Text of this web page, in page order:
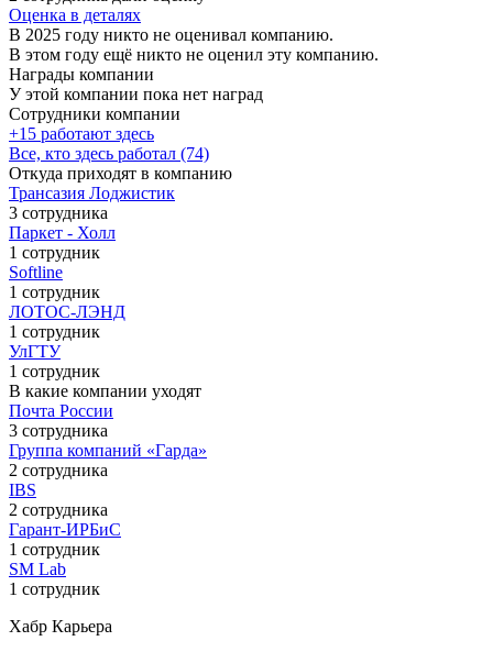
Оценка в деталях
В 2025 году никто не оценивал компанию.
В этом году ещё никто не оценил эту компанию.
Награды компании
У этой компании пока нет наград
Сотрудники компании
+15 работают здесь
Все, кто здесь работал (74)
Откуда приходят в компанию
Трансазия Лоджистик
3 сотрудника
Паркет - Холл
1 сотрудник
Softline
1 сотрудник
ЛОТОС-ЛЭНД
1 сотрудник
УлГТУ
1 сотрудник
В какие компании уходят
Почта России
3 сотрудника
Группа компаний «Гарда»
2 сотрудника
IBS
2 сотрудника
Гарант-ИРБиС
1 сотрудник
SM Lab
1 сотрудник
Хабр Карьера